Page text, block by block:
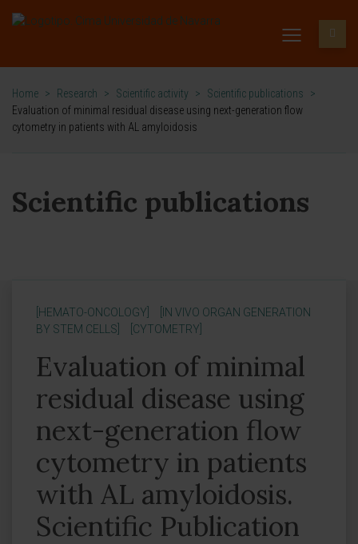
Home > Research > Scientific activity > Scientific publications
>
Evaluation of minimal residual disease using next-generation flow
cytometry in patients with AL amyloidosis
Scientific publications
[HEMATO-ONCOLOGY]
[IN VIVO ORGAN GENERATION
BY STEM CELLS]
[CYTOMETRY]
Evaluation of minimal
residual disease using
next-generation flow
cytometry in patients
with AL amyloidosis.
Scientific Publication